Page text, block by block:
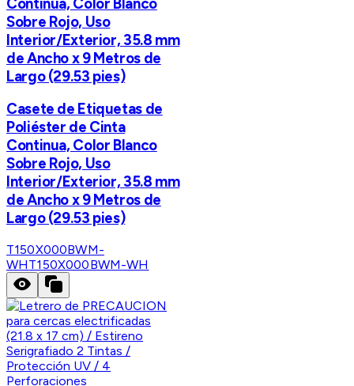
Sobre Rojo, Uso
Interior/Exterior, 35.8 mm
de Ancho x 9 Metros de
Largo (29.53 pies)
Casete de Etiquetas de
Poliéster de Cinta
Continua, Color Blanco
Sobre Rojo, Uso
Interior/Exterior, 35.8 mm
de Ancho x 9 Metros de
Largo (29.53 pies)
T150X000BWM-
WHT150X000BWM-WH